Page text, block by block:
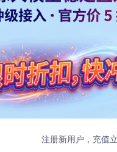
（前身
之地。
注册新用户，充值